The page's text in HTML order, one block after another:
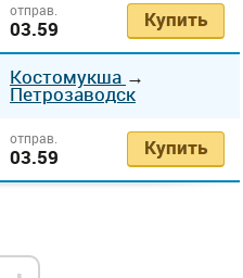
отправ.
03.59 Купить
Костомукша →
Петрозаводск
отправ.
03.59 Купить